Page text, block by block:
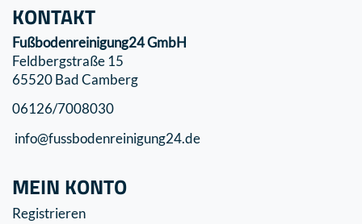
KONTAKT
Fußbodenreinigung24 GmbH
Feldbergstraße 15
65520 Bad Camberg
06126/7008030
info@fussbodenreinigung24.de
MEIN KONTO
Registrieren